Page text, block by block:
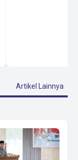
Artikel Lainnya